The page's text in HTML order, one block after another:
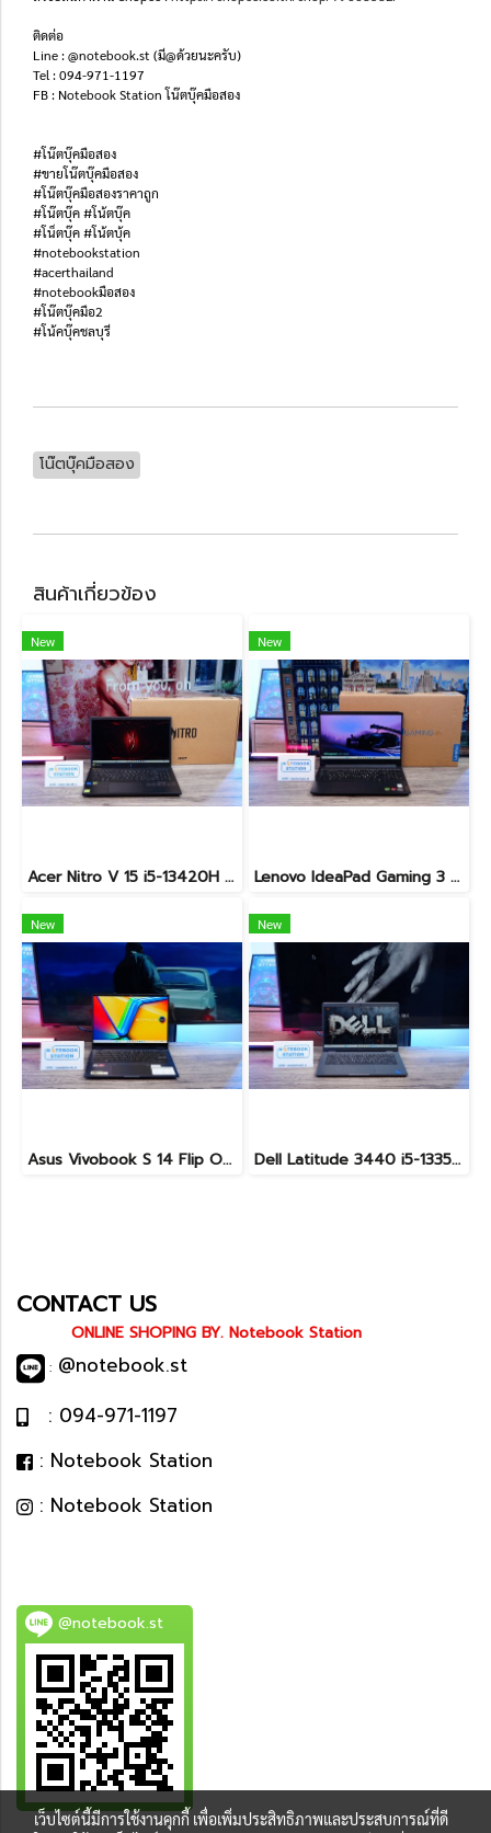
ติดต่อ
Line : @notebook.st (มี@ด้วยนะครับ)
Tel : 094-971-1197
FB : Notebook Station โน๊ตบุ๊คมือสอง
#โน๊ตบุ๊คมือสอง
#ขายโน๊ตบุ๊คมือสอง
#โน๊ตบุ๊คมือสองราคาถูก
#โน๊ตบุ๊ค #โน้ตบุ๊ค
#โน็ตบุ๊ค #โน้ตบุ้ค
#notebookstation
#acerthailand
#notebookมือสอง
#โน๊ตบุ๊คมือ2
#โน้คบุ๊คชลบุรี
โน๊ตบุ๊คมือสอง
สินค้าเกี่ยวข้อง
New
Acer Nitro V 15 i5-13420H Ram16 RTX2050(4GB) SSD512GB จอ15.6นิ้ว FHD 144Hz เกมมิ่งรุ่นใหม่ ดีไซน์ฝาหลังสุดเท่ มีประกันศูนย์2027 เครื่องพร้อมใช้งาน ราคาสุดคุ้มเพียง 17,990.-
New
Lenovo IdeaPad Gaming 3 Ryzen5-5500H RAM16 RTX2050(4GB) 512GB M.2 จอ15.6 FHD 144Hz สเปคเกมมิ่ง คีย์บอร์ดไฟสีRGB เครื่องพร้อมใช้งาน ราคาเพียง 16,900.-
New
Asus Vivobook S 14 Flip OLED ทัชกรีนหมุนจอ360องศา Ryzen7-7730U Ram24 SSD512GB จอ14 2.8K OLED 90Hz จอภาพสวยคมชัดมาก ดีไซน์สวยทันสมัย ราคา 18,990.-
New
Dell Latitude 3440 i5-1335U Ram8 SSD512 จอ14นิ้ว สเปคดี คีย์บอร์ดไฟ เครื่องประมวลผลไวพร้อมใช้งาน เพียง 13,990.-
CONTACT US
ONLINE SHOPING BY. Notebook Station
: @notebook.st
: 094-971-1197
: Notebook Station
: Notebook Station
@notebook.st
เว็บไซต์นี้มีการใช้งานคุกกี้ เพื่อเพิ่มประสิทธิภาพและประสบการณ์ที่ดี